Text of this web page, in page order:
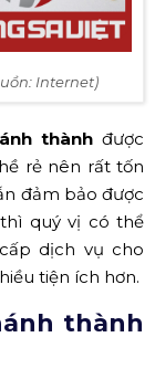
Internet)
thành được
rẻ nên rất tốn
đảm bảo được
quý vị có thể
dịch vụ cho
tiện ích hơn.
thành